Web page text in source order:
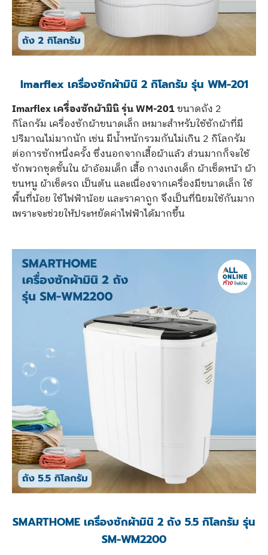
Imarflex เครื่องซักผ้ามินิ 2 กิโลกรัม รุ่น WM-201
Imarflex เครื่องซักผ้ามินิ รุ่น WM-201ขนาดถัง 2
กิโลกรัม เครื่องซักผ้าขนาดเล็ก เหมาะสำหรับใช้ซักผ้าที่มี
ปริมาณไม่มากนัก เช่น มีน้ำหนักรวมกันไม่เกิน 2 กิโลกรัม
ต่อการซักหนึ่งครั้ง ซึ่งนอกจากเสื้อผ้าแล้ว ส่วนมากก็จะใช้
ซักพวกชุดชั้นใน ผ้าอ้อมเด็ก เสื้อ กางเกงเด็ก ผ้าเช็ดหน้า ผ้า
ขนหนู ผ้าเช็ดรถ เป็นต้น และเนื่องจากเครื่องมีขนาดเล็ก ใช้
พื้นที่น้อย ใช้ไฟฟ้าน้อย และราคาถูก จึงเป็นที่นิยมใช้กันมาก
เพราะจะช่วยให้ประหยัดค่าไฟฟ้าได้มากขึ้น
SMARTHOME เครื่องซักผ้ามินิ 2 ถัง 5.5 กิโลกรัม รุ่น
SM-WM2200